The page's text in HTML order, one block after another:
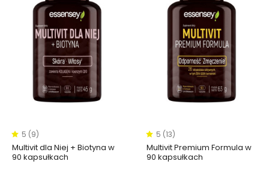
5 (9)
Multivit dla Niej + Biotyna w
90 kapsułkach
5 (13)
Multivit Premium Formula w
90 kapsułkach